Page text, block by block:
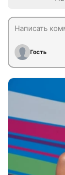
Гость